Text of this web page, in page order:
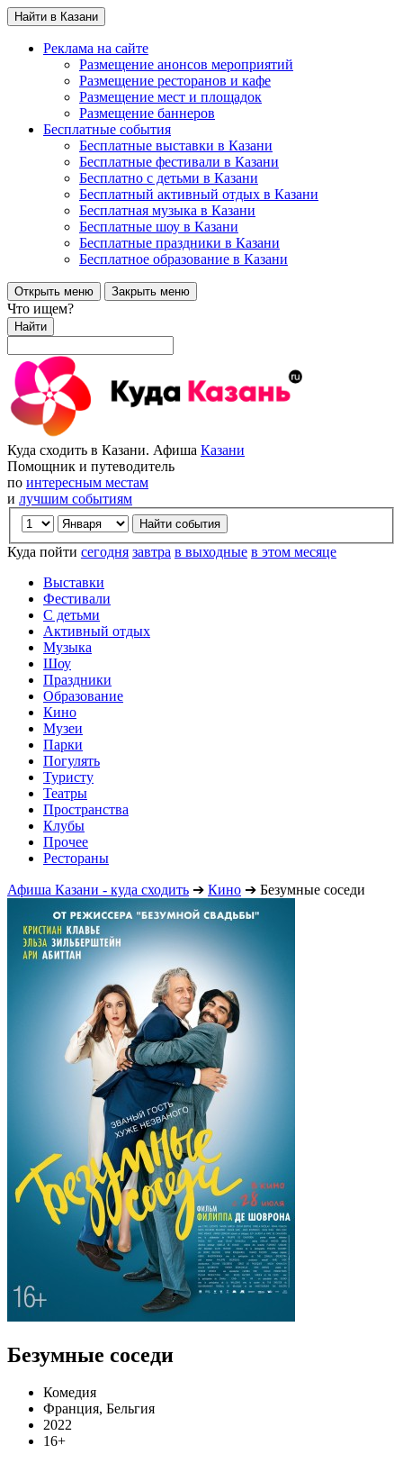
Найти в Казани
Реклама на сайте
Размещение анонсов мероприятий
Размещение ресторанов и кафе
Размещение мест и площадок
Размещение баннеров
Бесплатные события
Бесплатные выставки в Казани
Бесплатные фестивали в Казани
Бесплатно с детьми в Казани
Бесплатный активный отдых в Казани
Бесплатная музыка в Казани
Бесплатные шоу в Казани
Бесплатные праздники в Казани
Бесплатное образование в Казани
Открыть меню Закрыть меню
Что ищем?
Найти
Куда сходить в Казани. Афиша Казани
Помощник и путеводитель
по интересным местам
и лучшим событиям
Куда пойти сегодня завтра в выходные в этом месяце
Выставки
Фестивали
С детьми
Активный отдых
Музыка
Шоу
Праздники
Образование
Кино
Музеи
Парки
Погулять
Туристу
Театры
Пространства
Клубы
Прочее
Рестораны
Афиша Казани - куда сходить ➔ Кино ➔ Безумные соседи
Безумные соседи
Комедия
Франция, Бельгия
2022
16+